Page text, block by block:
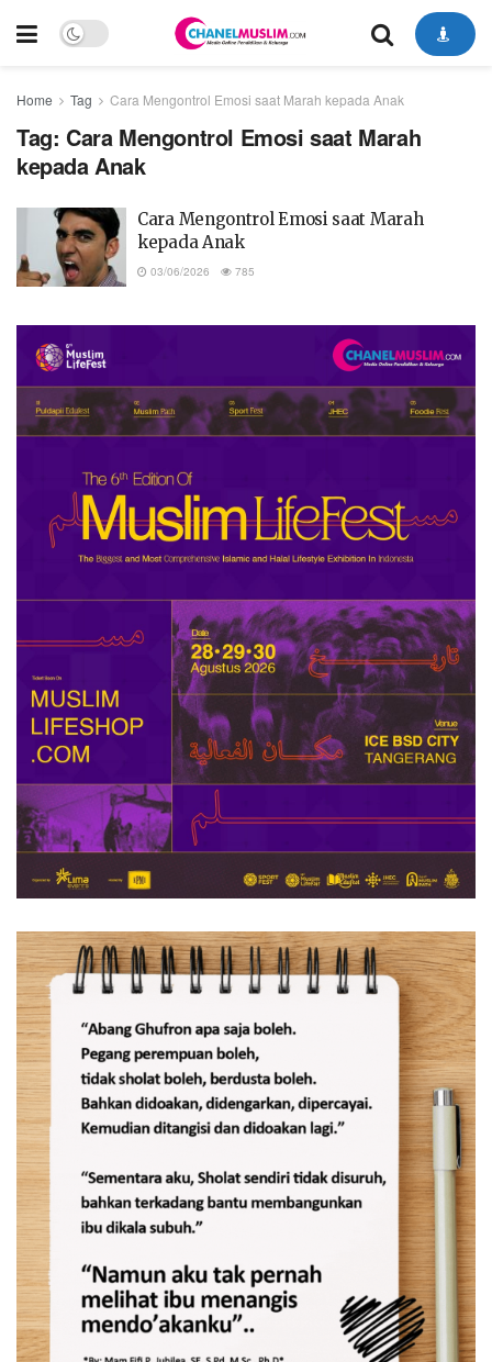
Home Tag Cara Mengontrol Emosi saat Marah kepada Anak
Tag: Cara Mengontrol Emosi saat Marah
kepada Anak
Cara Mengontrol Emosi saat Marah
kepada Anak
03/06/2026 785